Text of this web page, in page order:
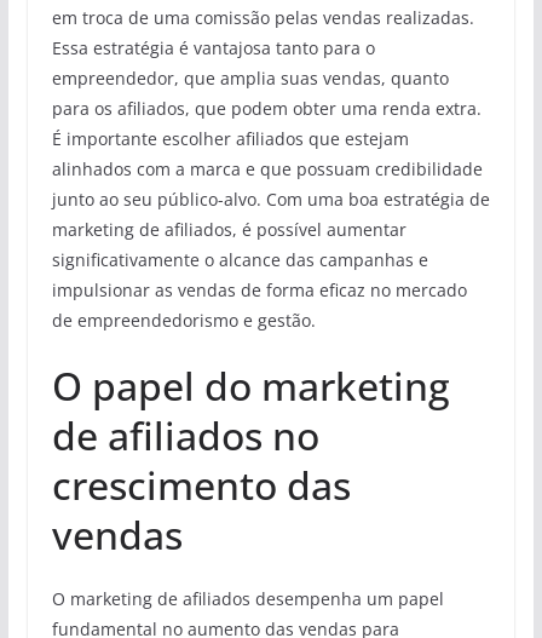
em troca de uma comissão pelas vendas realizadas.
Essa estratégia é vantajosa tanto para o
empreendedor, que amplia suas vendas, quanto
para os afiliados, que podem obter uma renda extra.
É importante escolher afiliados que estejam
alinhados com a marca e que possuam credibilidade
junto ao seu público-alvo. Com uma boa estratégia de
marketing de afiliados, é possível aumentar
significativamente o alcance das campanhas e
impulsionar as vendas de forma eficaz no mercado
de empreendedorismo e gestão.
O papel do marketing
de afiliados no
crescimento das
vendas
O marketing de afiliados desempenha um papel
fundamental no aumento das vendas para